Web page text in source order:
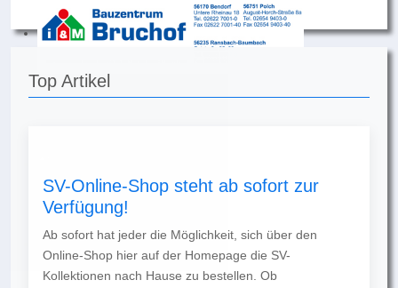
Top Artikel
SV-Online-Shop steht ab sofort zur
Verfügung!
Ab sofort hat jeder die Möglichkeit, sich über den
Online-Shop hier auf der Homepage die SV-
Kollektionen nach Hause zu bestellen. Ob